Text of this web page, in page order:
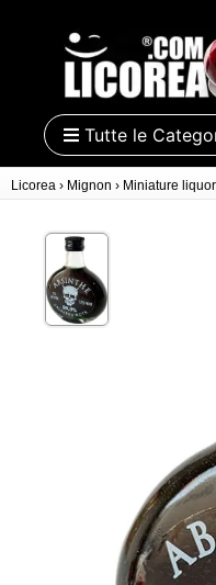
Tutte le
Licorea › Mignon › Miniature